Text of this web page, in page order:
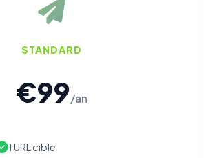
STANDARD
€99/an
1 URL cible